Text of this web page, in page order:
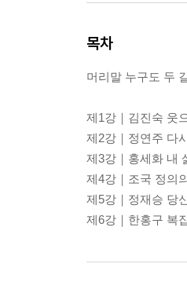
목차
머리말 누구도 두
제1강｜김진숙 웃
제2강｜정연주 다
제3강｜홍세화 내
제4강｜조국 정의
제5강｜정재승 당
제6강｜한홍구 복